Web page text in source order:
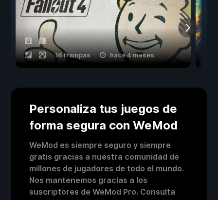
16 trampas hace 4 meses
Personaliza tus juegos de
forma segura con WeMod
WeMod es siempre seguro y siempre
gratis gracias a nuestra comunidad de
millones de jugadores de todo el mundo.
Nos mantenemos gracias a los
suscriptores de WeMod Pro. Consulta